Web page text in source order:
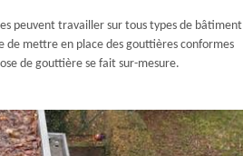
peuvent travailler sur tous types de bâtiment
de mettre en place des gouttières conformes
de gouttière se fait sur-mesure.